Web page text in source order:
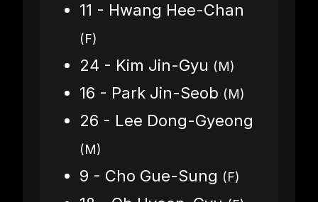
11 - Hwang Hee-Chan
(F)
24 - Kim Jin-Gyu (M)
16 - Park Jin-Seob (M)
26 - Lee Dong-Gyeong
(M)
9 - Cho Gue-Sung (F)